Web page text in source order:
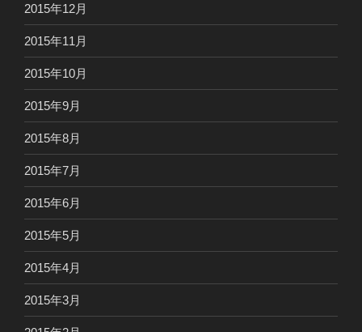
2015年12月
2015年11月
2015年10月
2015年9月
2015年8月
2015年7月
2015年6月
2015年5月
2015年4月
2015年3月